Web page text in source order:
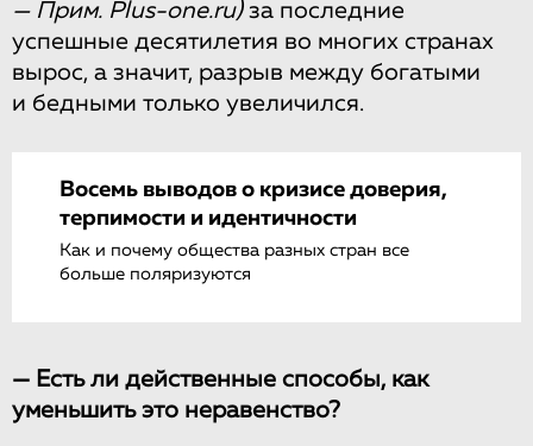
— Прим. Plus-one.ru)за последние
успешные десятилетия во многих странах
вырос, а значит, разрыв между богатыми
и бедными только увеличился.
Восемь выводов о кризисе доверия,
терпимости и идентичности
Как и почему общества разных стран все
больше поляризуются
— Есть ли действенные способы, как
уменьшить это неравенство?